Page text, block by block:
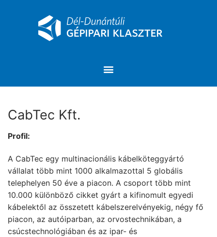
CabTec Kft.
Profil:
A CabTec egy multinacionális kábelköteggyártó
vállalat több mint 1000 alkalmazottal 5 globális
telephelyen 50 éve a piacon. A csoport több mint
10.000 különböző cikket gyárt a kifinomult egyedi
kábelektől az összetett kábelszerelvényekig, négy fő
piacon, az autóiparban, az orvostechnikában, a
csúcstechnológiában és az ipar- és